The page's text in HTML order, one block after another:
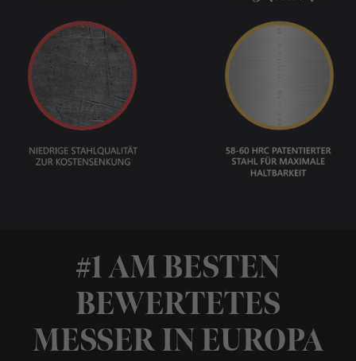
#1 AM BESTEN
BEWERTETES
MESSER IN EUROPA